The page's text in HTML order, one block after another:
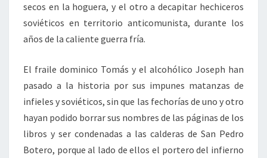
secos en la hoguera, y el otro a decapitar hechiceros
soviéticos en territorio anticomunista, durante los
años de la caliente guerra fría.
El fraile dominico Tomás y el alcohólico Joseph han
pasado a la historia por sus impunes matanzas de
infieles y soviéticos, sin que las fechorías de uno y otro
hayan podido borrar sus nombres de las páginas de los
libros y ser condenadas a las calderas de San Pedro
Botero, porque al lado de ellos el portero del infierno